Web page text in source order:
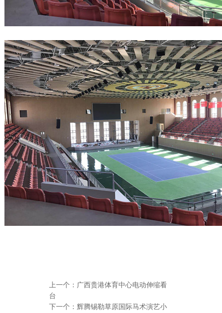
上一个： 广西贵港体育中心电动伸缩看
台
下一个： 辉腾锡勒草原国际马术演艺小